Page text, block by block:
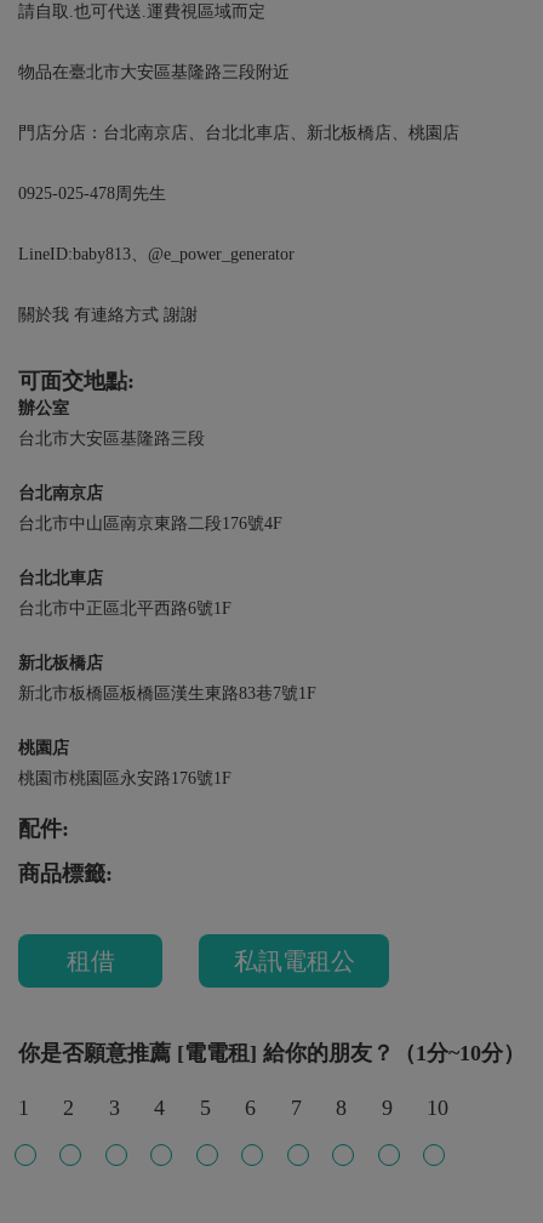
請自取.也可代送.運費視區域而定
物品在臺北市大安區基隆路三段附近
門店分店：台北南京店、台北北車店、新北板橋店、桃園店
0925-025-478周先生
LineID:baby813、@e_power_generator
關於我 有連絡方式 謝謝
可面交地點:
辦公室
台北市大安區基隆路三段
台北南京店
台北市中山區南京東路二段176號4F
台北北車店
台北市中正區北平西路6號1F
新北板橋店
新北市板橋區板橋區漢生東路83巷7號1F
桃園店
桃園市桃園區永安路176號1F
配件:
商品標籤:
租借 私訊電租公
你是否願意推薦 [電電租] 給你的朋友？（1分~10分）
1 2 3 4 5 6 7 8 9 10